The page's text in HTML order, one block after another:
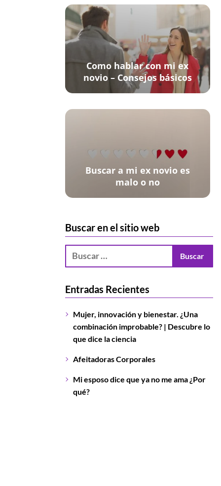
Como hablar con mi ex
novio – Consejos básicos
Buscar a mi ex novio es
malo o no
Buscar en el sitio web
Entradas Recientes
Mujer, innovación y bienestar. ¿Una
combinación improbable? | Descubre lo
que dice la ciencia
Afeitadoras Corporales
Mi esposo dice que ya no me ama ¿Por
qué?